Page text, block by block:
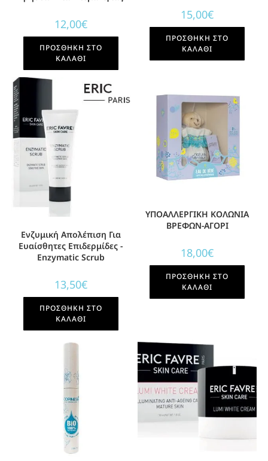
12,00€
ΠΡΟΣΘΉΚΗ ΣΤΟ
ΚΑΛΆΘΙ
15,00€
ΠΡΟΣΘΉΚΗ ΣΤΟ
ΚΑΛΆΘΙ
Ενζυμική Απολέπιση Για
Ευαίσθητες Επιδερμίδες -
Enzymatic Scrub
13,50€
ΠΡΟΣΘΉΚΗ ΣΤΟ
ΚΑΛΆΘΙ
ΥΠΟΑΛΛΕΡΓΙΚΗ ΚΟΛΩΝΙΑ
ΒΡΕΦΩΝ-ΑΓΟΡΙ
18,00€
ΠΡΟΣΘΉΚΗ ΣΤΟ
ΚΑΛΆΘΙ